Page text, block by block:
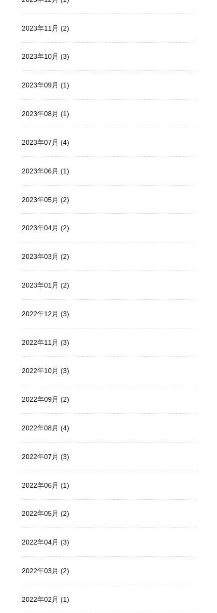
2023年11月 (2)
2023年10月 (3)
2023年09月 (1)
2023年08月 (1)
2023年07月 (4)
2023年06月 (1)
2023年05月 (2)
2023年04月 (2)
2023年03月 (2)
2023年01月 (2)
2022年12月 (3)
2022年11月 (3)
2022年10月 (3)
2022年09月 (2)
2022年08月 (4)
2022年07月 (3)
2022年06月 (1)
2022年05月 (2)
2022年04月 (3)
2022年03月 (2)
2022年02月 (1)